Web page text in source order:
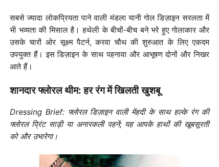
सबसे ज्यादा लोकप्रियता पाने वाली मंडला यानी गोल डिज़ाइन सरलता में
भी भव्यता की मिसाल है। हथेली के बीचों-बीच बने भरे हुए गोलाकार और
उसके चारों ओर सूक्ष्म पैटर्न, करवा चौथ की शुरुआत के लिए एकदम
उपयुक्त हैं। इस डिज़ाइन के साथ पहनावा और आभूषण दोनों और निखर
आते हैं।
शानदार फ्लोरल थीम: हर रंग में खिलती खुशबू
Dressing Brief: फ्लोरल डिज़ाइन वाली मेंहदी के साथ हल्के रंग की
फ्लोरल प्रिंट साड़ी या अनारकली पहनें; यह आपके हाथों की खूबसूरती
को और उभारेगा।